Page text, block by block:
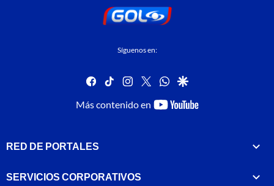
Síguenos en:
facebook
tiktok instagram
twitterwhatsapp
google
Más contenido en
youtube-
RED DE PORTALES
SERVICIOS CORPORATIVOS